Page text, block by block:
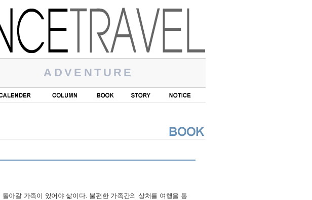
ADVENTURE
아갈 가족이 있어야 삶이다. 불편한 가족간의 상처를 여행을 통